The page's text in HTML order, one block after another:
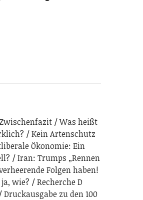
Was heißt
Kein Artenschutz
Ökonomie: Ein
Iran: Trumps „Rennen
Folgen haben!
wie?
Recherche D
Druckausgabe zu den 100